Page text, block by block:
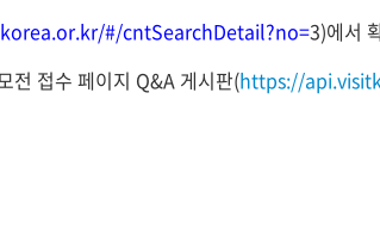
#/cntSearchDetail?no=3)에서
전 접수 페이지 Q&A 게시판(https://